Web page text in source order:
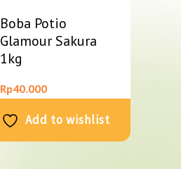
Boba Potio
Glamour Sakura
1kg
Rp40.000
Add to wishlist